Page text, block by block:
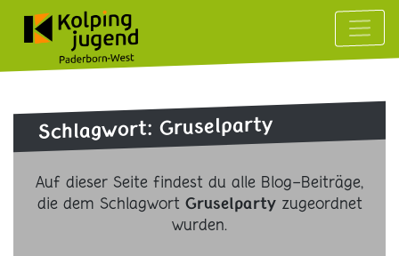
Schlagwort: Gruselparty
Auf dieser Seite findest du alle Blog-Beiträge,
die dem Schlagwort Gruselpartyzugeordnet
wurden.